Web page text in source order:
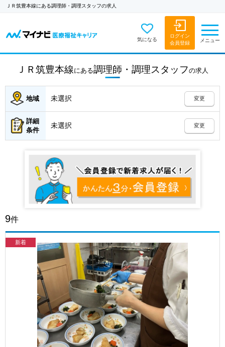
ＪＲ筑豊本線にある調理師・調理スタッフの求人
気になる
ログイン
会員登録
メニュー
ＪＲ筑豊本線 にある調理師・調理スタッフの求人
地域 未選択 変更
詳細
条件
未選択 変更
9件
新着